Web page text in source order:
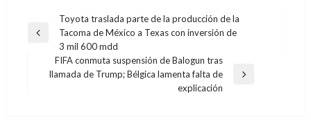
Navegación
de
entradas
Entrada
anterior
Toyota traslada parte de la producción de la
Tacoma de México a Texas con inversión de
3 mil 600 mdd
Entrada
FIFA conmuta suspensión de Balogun tras
llamada de Trump; Bélgica lamenta falta de
explicación